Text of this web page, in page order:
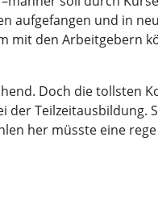
aufgefangen und in
mit den Arbeitgebern
Doch die tollsten
der
her müsste eine